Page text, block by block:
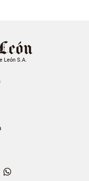
León S.A.
Dailymotion